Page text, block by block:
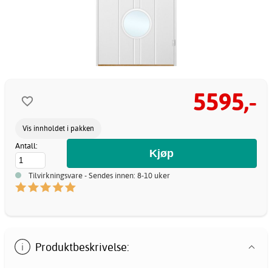
5595,-
Vis innholdet i pakken
Antall:
Tilvirkningsvare - Sendes innen: 8-10 uker
Produktbeskrivelse: